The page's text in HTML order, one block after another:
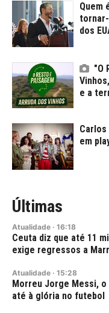
Quem
dos
"O
e a
Carlos
em
Últimas
Atualidade · 16:18
Ceuta diz que até 11
exige regressos a
Atualidade · 15:28
Morreu Jorge Messi, o
até à glória no futebol